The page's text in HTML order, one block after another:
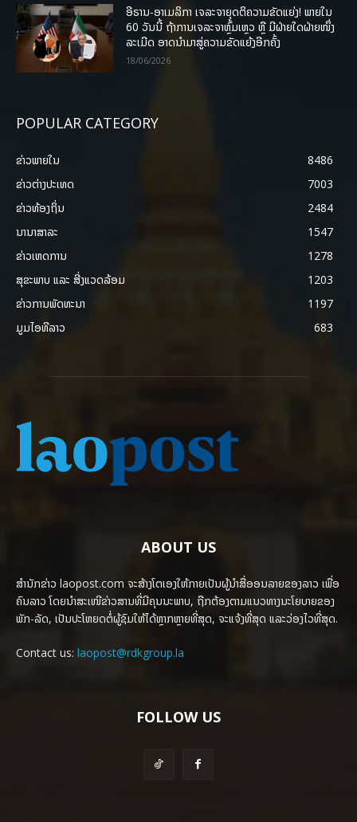
ອີຣານ-ອາເມລິກາ ເຈລະຈາຍຸດຕິຄວາມຂັດແຍ່ງ! ພາຍໃນ
60 ວັນນີ້ ຖ້າການເຈລະຈາຫຼົ້ມເຫຼວ ຫຼື ມີຝ່າຍໃດຝ່າຍໜຶ່ງ
ລະເມີດ ອາດນໍາມາສູ່ຄວາມຂັດແຍ້ງອີກຄັ້ງ
18/06/2026
POPULAR CATEGORY
ຂ່າວພາຍ​ໃນ
8486
ຂ່າວຕ່າງປະເທດ
7003
ຂ່າວທ້ອງຖິ່ນ
2484
ນານາສາລະ
1547
ຂ່າວເຫດການ
1278
ສຸຂະພາບ ແລະ ສີ່ງແວດລ້ອມ
1203
ຂ່າວການພັດທະນາ
1197
ມູມໄອທີລາວ
683
ABOUT US
ສຳນັກຂ່າວ laopost.com ຈະສ້າງໂຕເອງໃຫ້ກາຍເປັນຜູ້ນຳສື່ອອນລາຍຂອງລາວ ເພື່ອ
ຄົນລາວ ໂດຍນຳສະເໜີຂ່າວສານທີ່ມີຄຸນນະພາບ, ຖືກຕ້ອງຕາມແນວທາງນະໂຍບາຍຂອງ
ພັກ-ລັດ, ເປັນປະໂຫຍດຕໍ່ຜູ້ຊົມໃຫ້ໄດ້ຫຼາກຫຼາຍທີ່ສຸດ, ຈະແຈ້ງທີ່ສຸດ ແລະວ່ອງໄວທີ່ສຸດ.
Contact us: laopost@rdkgroup.la
FOLLOW US